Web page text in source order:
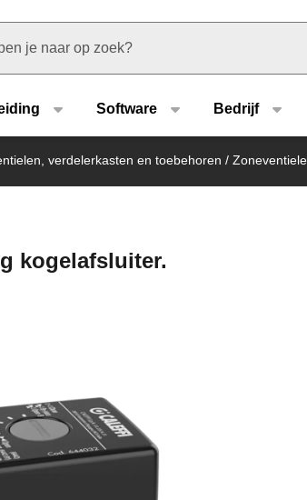
Software Bedrijf
verdelerkasten en toebehoren /
kogelafsluiter.